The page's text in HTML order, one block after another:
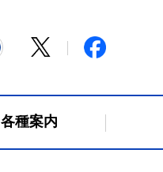
各種案内